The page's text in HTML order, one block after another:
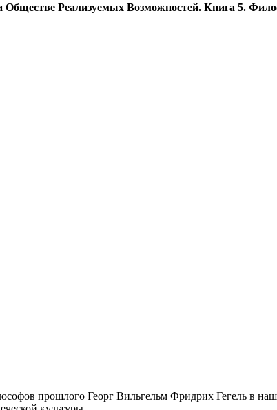
Реализуемых Возможностей. Книга 5.
прошлого Георг Вильгельм Фридрих Гегель в